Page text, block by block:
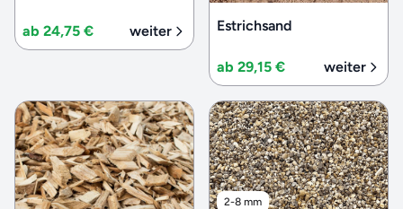
ab 24,75 € weiter Estrichsand
ab 29,15 € weiter
2-8 mm